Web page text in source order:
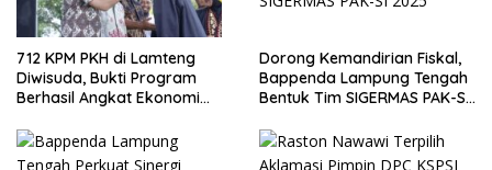
712 KPM PKH di Lamteng
Diwisuda, Bukti Program
Berhasil Angkat Ekonomi
Dorong Kemandirian Fiskal,
Bappenda Lampung Tengah
Bentuk Tim SIGERMAS PAK-SI